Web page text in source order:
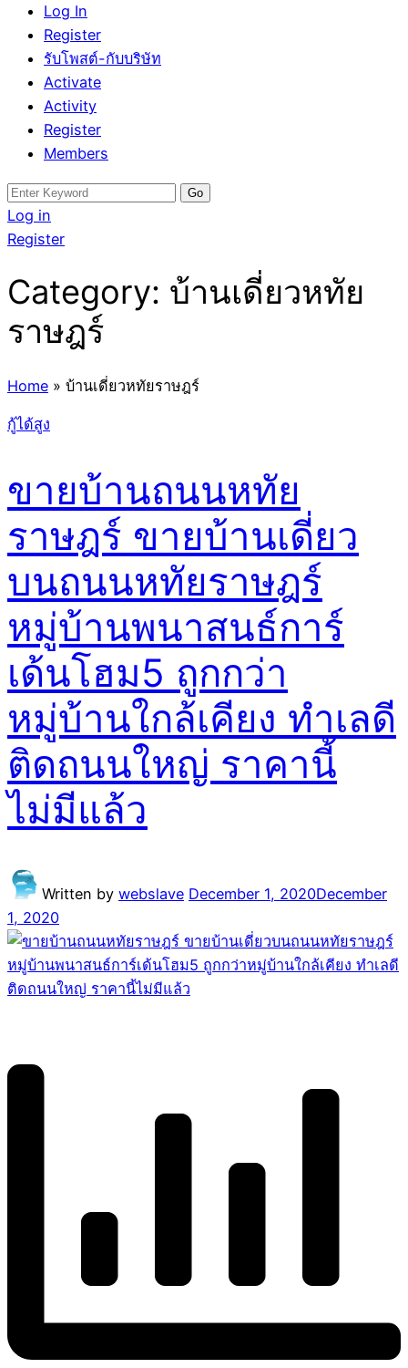
Log In
Register
รับโพสต์-กับบริษัท
Activate
Activity
Register
Members
Search
for:
Log in
Register
Category: บ้านเดี่ยวหทัย
ราษฎร์
Home » บ้านเดี่ยวหทัยราษฎร์
กู้ได้สูง
ขายบ้านถนนหทัย
ราษฎร์ ขายบ้านเดี่ยว
บนถนนหทัยราษฎร์
หมู่บ้านพนาสนธ์การ์
เด้นโฮม5 ถูกกว่า
หมู่บ้านใกล้เคียง ทำเลดี
ติดถนนใหญ่ ราคานี้
ไม่มีแล้ว
Written by webslave December 1, 2020December
1, 2020